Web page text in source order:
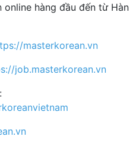
hàng đầu đến từ Hàn
masterkorean.vn
job.masterkorean.vn